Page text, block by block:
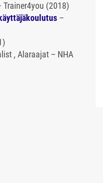
Trainer4you (2018)
–
, Alaraajat – NHA